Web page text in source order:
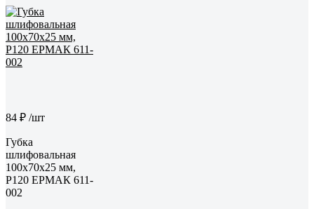
84 ₽ /шт
Губка
шлифовальная
100x70x25 мм,
Р120 ЕРМАК 611-
002